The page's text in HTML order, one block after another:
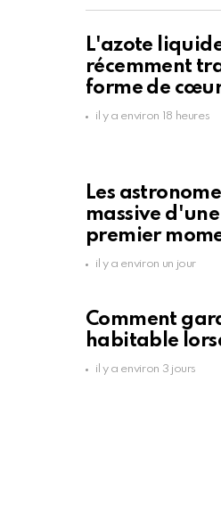
L'azote
récemment
forme de
il y a environ 18 heures
Les
massive
premier
il y a environ un jour
Comment
habitable
il y a environ 3 jours